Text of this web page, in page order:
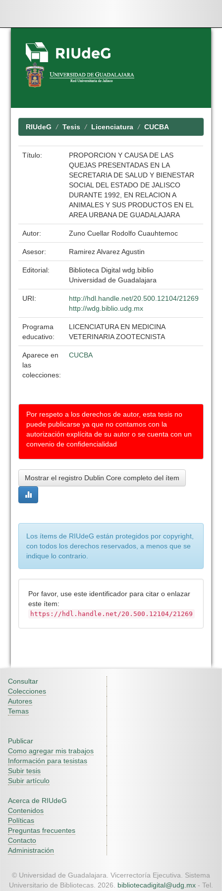
Skip
navigation
RIUdeG Tesis Licenciatura CUCBA
Título:
PROPORCION Y CAUSA DE LAS
QUEJAS PRESENTADAS EN LA
SECRETARIA DE SALUD Y BIENESTAR
SOCIAL DEL ESTADO DE JALISCO
DURANTE 1992, EN RELACION A
ANIMALES Y SUS PRODUCTOS EN EL
AREA URBANA DE GUADALAJARA
Autor: Zuno Cuellar Rodolfo Cuauhtemoc
Asesor: Ramirez Alvarez Agustin
Editorial:
Biblioteca Digital wdg.biblio
Universidad de Guadalajara
URI:
http://hdl.handle.net/20.500.12104/21269
http://wdg.biblio.udg.mx
Programa
educativo:
LICENCIATURA EN MEDICINA
VETERINARIA ZOOTECNISTA
Aparece en
las
colecciones:
CUCBA
Por respeto a los derechos de autor, esta tesis no
puede publicarse ya que no contamos con la
autorización explícita de su autor o se cuenta con un
convenio de confidencialidad
Mostrar el registro Dublin Core completo del ítem
Los ítems de RIUdeG están protegidos por copyright,
con todos los derechos reservados, a menos que se
indique lo contrario.
Por favor, use este identificador para citar o enlazar
este ítem:
https://hdl.handle.net/20.500.12104/21269
Consultar
Colecciones
Autores
Temas
Publicar
Como agregar mis trabajos
Información para tesistas
Subir tesis
Subir artículo
Acerca de RIUdeG
Contenidos
Políticas
Preguntas frecuentes
Contacto
Administración
© Universidad de Guadalajara. Vicerrectoría Ejecutiva. Sistema
Universitario de Bibliotecas. 2026. bibliotecadigital@udg.mx - Tel.